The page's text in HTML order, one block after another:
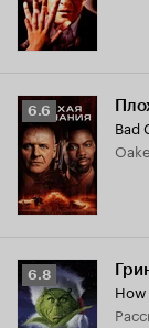
Рейтинг
Кинопоиска
6.6
6.6
Bad
Рейтинг
Кинопоиска
6.8
6.8